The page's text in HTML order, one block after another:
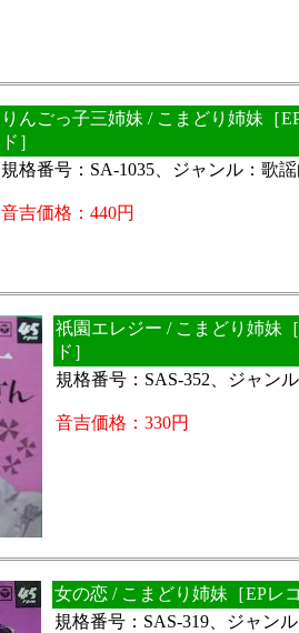
りんごっ子三姉妹 / こまどり姉妹［
ド］
規格番号：SA-1035、ジャンル：歌
音吉価格：440円
祇園エレジー / こまどり姉妹
ド］
規格番号：SAS-352、ジャン
音吉価格：330円
女の恋 / こまどり姉妹［EPレ
規格番号：SAS-319、ジャン